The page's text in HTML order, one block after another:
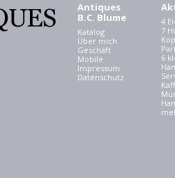
Antiques
B.C. Blume
Katalog
Über mich
Geschäft
Mobile
Impressum
Datenschutz
4
7
6